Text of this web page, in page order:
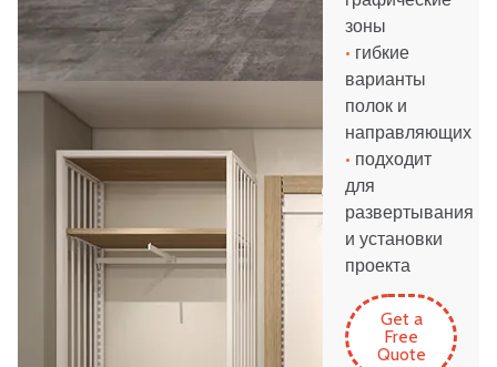
зоны
• гибкие
варианты
полок и
направляющих
• подходит
для
развертывания
и установки
проекта
Get a
Free
Quote